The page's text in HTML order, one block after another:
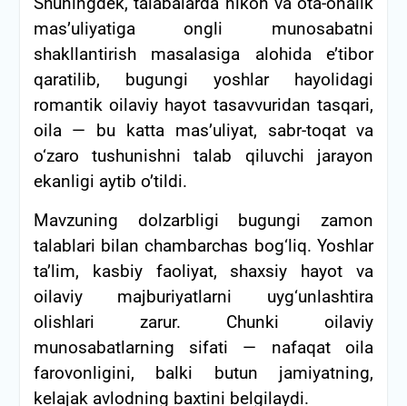
mas’uliyatiga ongli munosabatni
shakllantirish masalasiga alohida e’tibor
qaratilib, bugungi yoshlar hayolidagi
romantik oilaviy hayot tasavvuridan tasqari,
oila — bu katta mas’uliyat, sabr-toqat va
o‘zaro tushunishni talab qiluvchi jarayon
ekanligi aytib o’tildi.
Mavzuning dolzarbligi bugungi zamon
talablari bilan chambarchas bog‘liq. Yoshlar
ta’lim, kasbiy faoliyat, shaxsiy hayot va
oilaviy majburiyatlarni uyg‘unlashtira
olishlari zarur. Chunki oilaviy
munosabatlarning sifati — nafaqat oila
farovonligini, balki butun jamiyatning,
kelajak avlodning baxtini belgilaydi.